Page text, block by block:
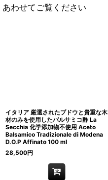
あわせてご覧ください
イタリア 厳選されたブドウと貴重な木
材のみを使用したバルサミコ酢 La
Secchia 化学添加物不使用 Aceto
Balsamico Tradizionale di Modena
D.O.P Affinato 100 ml
28,500円